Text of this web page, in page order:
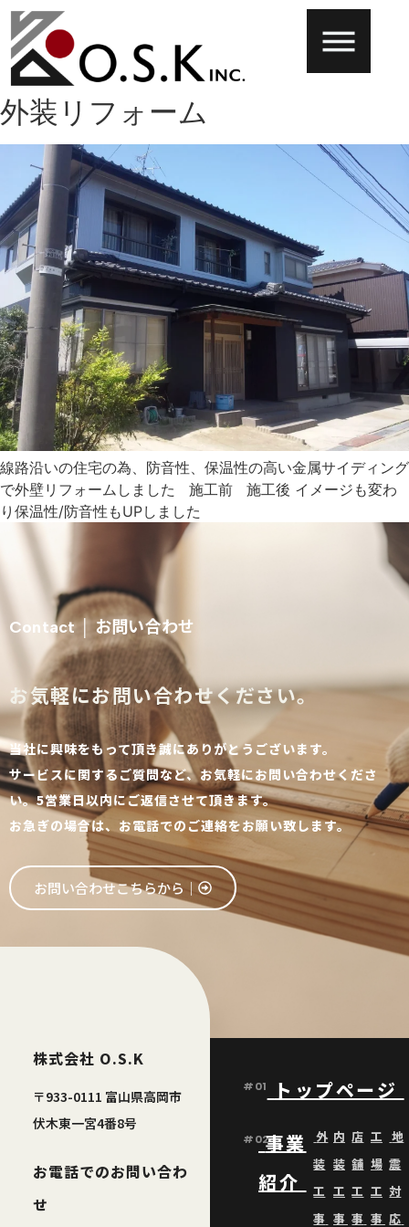
外装リフォーム
線路沿いの住宅の為、防音性、保温性の高い金属サイディング
で外壁リフォームしました 施工前 施工後 イメージも変わ
り保温性/防音性もUPしました
Contact │ お問い合わせ
お気軽にお問い合わせください。
当社に興味をもって頂き誠にありがとうございます。
サービスに関するご質問など、お気軽にお問い合わせくださ
い。5営業日以内にご返信させて頂きます。
お急ぎの場合は、お電話でのご連絡をお願い致します。
お問い合わせこちらから│
株式会社 O.S.K
〒933-0111 富山県高岡市
伏木東一宮4番8号
お電話でのお問い合わ
せ
#01 トップページ
#02事業
紹介
外
装
工
事
内
装
工
事
店
舗
工
事
工
場
工
事
地
震
対
応